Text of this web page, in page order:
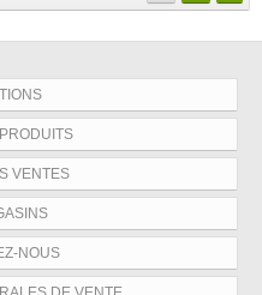
VENTES
NOUS